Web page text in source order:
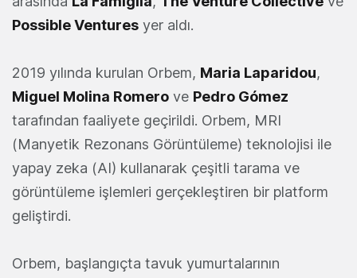
Possible Ventures yer aldı.
2019 yılında kurulan Orbem, Maria Laparidou,
Miguel Molina Romero ve Pedro Gómez
tarafından faaliyete geçirildi. Orbem, MRI
(Manyetik Rezonans Görüntüleme) teknolojisi ile
yapay zeka (AI) kullanarak çeşitli tarama ve
görüntüleme işlemleri gerçekleştiren bir platform
geliştirdi.
Orbem, başlangıçta tavuk yumurtalarının